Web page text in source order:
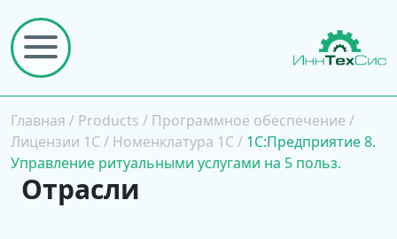
Главная / Products / Программное обеспечение /
Лицензии 1С / Номенклатура 1С / 1С:Предприятие 8.
Управление ритуальными услугами на 5 польз.
Отрасли